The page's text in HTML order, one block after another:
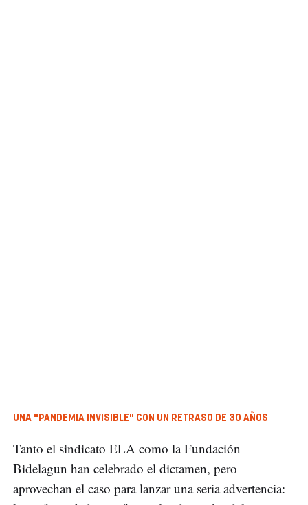
UNA "PANDEMIA INVISIBLE" CON UN RETRASO DE 30 AÑOS
Tanto el sindicato ELA como la Fundación
Bidelagun han celebrado el dictamen, pero
aprovechan el caso para lanzar una seria advertencia: